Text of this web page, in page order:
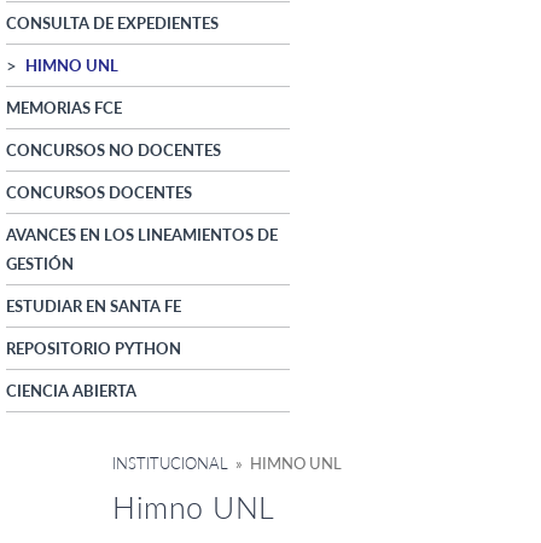
CONSULTA DE EXPEDIENTES
HIMNO UNL
MEMORIAS FCE
CONCURSOS NO DOCENTES
CONCURSOS DOCENTES
AVANCES EN LOS LINEAMIENTOS DE
GESTIÓN
ESTUDIAR EN SANTA FE
REPOSITORIO PYTHON
CIENCIA ABIERTA
INSTITUCIONAL » HIMNO UNL
Himno UNL